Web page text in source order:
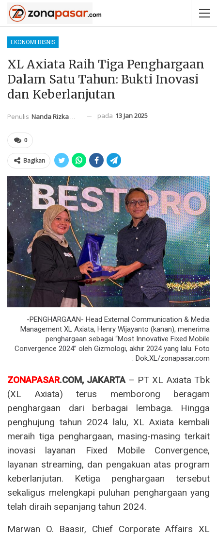
EKONOMI BISNIS
XL Axiata Raih Tiga Penghargaan
Dalam Satu Tahun: Bukti Inovasi
dan Keberlanjutan
Penulis Nanda Rizka Mahendra pada 13 Jan 2025
0
Bagikan
-PENGHARGAAN- Head External Communication & Media
Management XL Axiata, Henry Wijayanto (kanan), menerima
penghargaan sebagai “Most Innovative Fixed Mobile
Convergence 2024” oleh Gizmologi, akhir 2024 yang lalu. Foto
: Dok.XL/zonapasar.com
ZONAPASAR.COM, JAKARTA – PT XL Axiata Tbk
(XL Axiata) terus memborong beragam
penghargaan dari berbagai lembaga. Hingga
penghujung tahun 2024 lalu, XL Axiata kembali
meraih tiga penghargaan, masing-masing terkait
inovasi layanan Fixed Mobile Convergence,
layanan streaming, dan pengakuan atas program
keberlanjutan. Ketiga penghargaan tersebut
sekaligus melengkapi puluhan penghargaan yang
telah diraih sepanjang tahun 2024.
Marwan O. Baasir, Chief Corporate Affairs XL